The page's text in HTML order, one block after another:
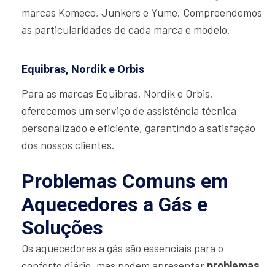
marcas Komeco, Junkers e Yume. Compreendemos
as particularidades de cada marca e modelo.
Equibras, Nordik e Orbis
Para as marcas Equibras, Nordik e Orbis,
oferecemos um serviço de assistência técnica
personalizado e eficiente, garantindo a satisfação
dos nossos clientes.
Problemas Comuns em
Aquecedores a Gás e
Soluções
Os aquecedores a gás são essenciais para o